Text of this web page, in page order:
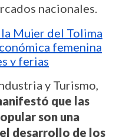
nacionales.
Mujer del Tolima
femenina
y ferias
y Turismo,
que las
son una
desarrollo de los